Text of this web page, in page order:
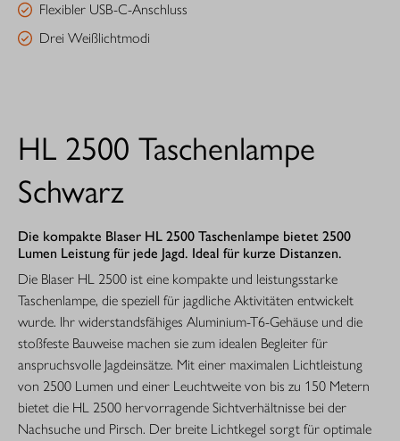
Flexibler USB-C-Anschluss
Drei Weißlichtmodi
HL 2500 Taschenlampe
Schwarz
Die kompakte Blaser HL 2500 Taschenlampe bietet 2500
Lumen Leistung für jede Jagd. Ideal für kurze Distanzen.
Die Blaser HL 2500 ist eine kompakte und leistungsstarke
Taschenlampe, die speziell für jagdliche Aktivitäten entwickelt
wurde. Ihr widerstandsfähiges Aluminium-T6-Gehäuse und die
stoßfeste Bauweise machen sie zum idealen Begleiter für
anspruchsvolle Jagdeinsätze. Mit einer maximalen Lichtleistung
von 2500 Lumen und einer Leuchtweite von bis zu 150 Metern
bietet die HL 2500 hervorragende Sichtverhältnisse bei der
Nachsuche und Pirsch. Der breite Lichtkegel sorgt für optimale